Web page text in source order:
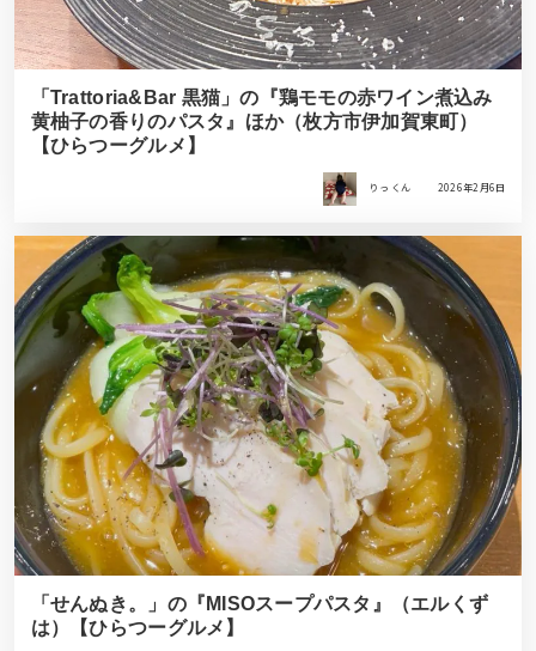
「Trattoria&Bar 黒猫」の『鶏モモの赤ワイン煮込み
黄柚子の香りのパスタ』ほか（枚方市伊加賀東町）
【ひらつーグルメ】
りっ くん 2026年2月6日
「せんぬき。」の『MISOスープパスタ』（エルくず
は）【ひらつーグルメ】